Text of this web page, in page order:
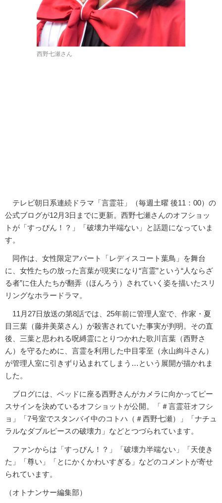
西野七瀬さん
テレビ朝日系連続ドラマ「言霊荘」（毎週土曜 後11：00）の
公式ブログが12月3日までに更新。西野七瀬さんのオフショッ
トが「すっぴん！？」「破壊力半端ない」と話題になっていま
す。
同作は、女性限定アパート「レディスコート葉鳥」を舞台
に、女性たちの放った言葉が現実になり“言霊”という“人ならざ
る者”に住人たちが翻弄（ほんろう）されていく姿を描いたスリ
リングなホラードラマ。
11月27日放送の第8話では、25年前に管理人室で、作家・夏
目三葉（藤井美菜さん）が殺害されていた事実が判明。その直
後、三葉と思われる呪縛霊にとりつかれた歌川言葉（西野さ
ん）を守るために、言霊を利用した中目零至（永山絢斗さん）
が管理人室に引きずり込まれてしまう…という展開が描かれま
した。
ブログには、ベッドに座る西野さんがカメラに向かってピー
スサインを決めているオフショットが公開。「＃言霊荘オフシ
ョ」「7号室でスタンバイ中のコトハ（＃西野七瀬）」「ナチュ
ラルなダブルピースの破壊力」などとつづられています。
ファンからは「すっぴん！？」「破壊力半端ない」「天使き
た」「尊い」「とにかくかわいすぎる」などのコメントが寄せ
られています。
（オトナンサー編集部）